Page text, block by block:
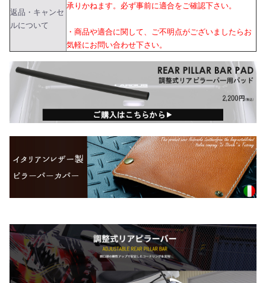
返品・キャンセ
ルについて
承りかねます。必ず事前に適合をご確認下さい。
・商品や適合に関して、ご不明点がございましたらお
気軽にお問い合わせ下さい。